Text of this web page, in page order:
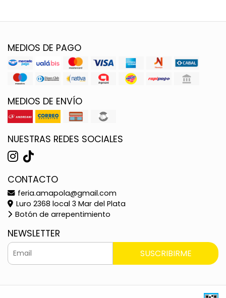
MEDIOS DE PAGO
MEDIOS DE ENVÍO
NUESTRAS REDES SOCIALES
CONTACTO
feria.amapola@gmail.com
Luro 2368 local 3 Mar del Plata
Botón de arrepentimiento
NEWSLETTER
SUSCRIBIRME